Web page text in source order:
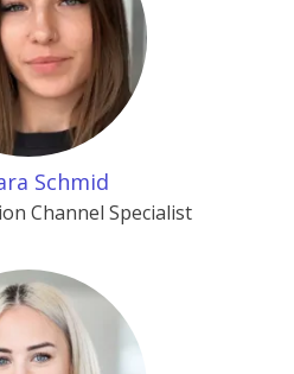
Schmid
Channel Specialist